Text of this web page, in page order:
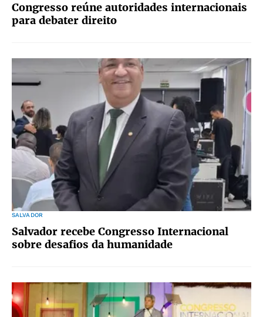
Congresso reúne autoridades internacionais
para debater direito
SALVADOR
Salvador recebe Congresso Internacional
sobre desafios da humanidade